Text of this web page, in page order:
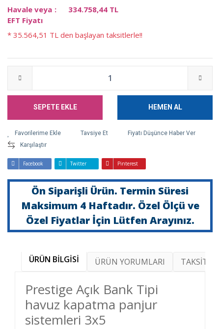
Havale veya
EFT Fiyatı
334.758,44 TL
* 35.564,51 TL den başlayan taksitlerle!!
SEPETE EKLE HEMEN AL
Tavsiye Et
Fiyatı Düşünce Haber Ver
Karşılaştır
Facebook Twitter Pinterest
Ön Siparişli Ürün. Termin Süresi
Maksimum 4 Haftadır. Özel Ölçü ve
Özel Fiyatlar İçin Lütfen Arayınız.
ÜRÜN BİLGİSİ ÜRÜN YORUMLARI TAKSİT
Prestige Açık Bank Tipi
havuz kapatma panjur
sistemleri 3x5